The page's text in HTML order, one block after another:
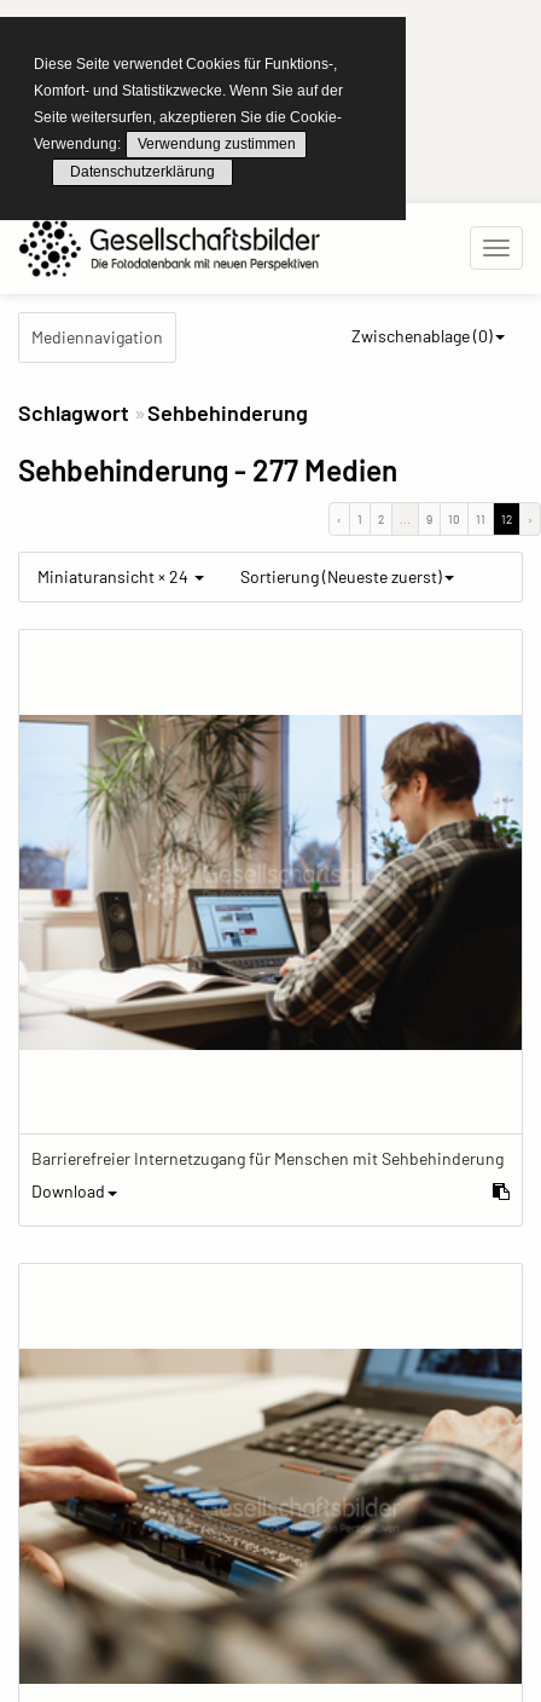
Diese Seite verwendet Cookies für Funktions-,
Komfort- und Statistikzwecke. Wenn Sie auf der
Seite weitersurfen, akzeptieren Sie die Cookie-
Verwendung:
Verwendung zustimmen
Datenschutzerklärung
Mediennavigation Zwischenablage (0)
Schlagwort Sehbehinderung
Sehbehinderung - 277 Medien
‹ 1 2 9 10 11 12 ›
Miniaturansicht × 24 Sortierung (Neueste zuerst)
Barrierefreier Internetzugang für Menschen mit Sehbehinderung
Download